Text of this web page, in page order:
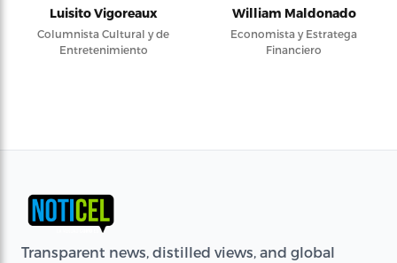
Luisito Vigoreaux
Columnista Cultural y de
Entretenimiento
William Maldonado
Economista y Estratega
Financiero
Transparent news, distilled views, and global